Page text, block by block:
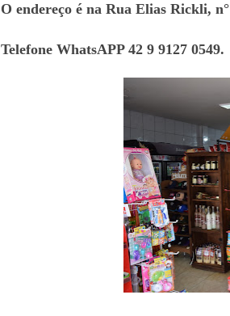
O endereço é na Rua Elias Rickli,
Telefone WhatsAPP 42 9 9127 0549.